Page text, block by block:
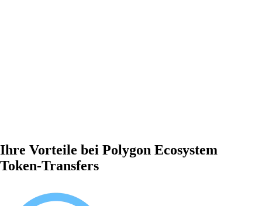
Ihre Vorteile bei Polygon Ecosystem
Token-Transfers